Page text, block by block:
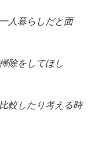
人暮らしだと面
除をしてほし
較したり考える時